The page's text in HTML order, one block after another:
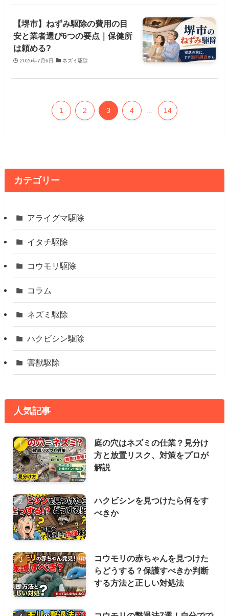
【堺市】ねずみ駆除の費用の目
安と業者選び6つの要点｜保健所
は頼める?
2026年7月6日 ネズミ駆除
1 2 3 4 ... 14
カテゴリー
アライグマ駆除
イタチ駆除
コウモリ駆除
コラム
ネズミ駆除
ハクビシン駆除
害獣駆除
人気記事
庭の穴はネズミの仕業？見分け
方と放置リスク、対策をプロが
解説
ハクビシンを見つけたら何をす
べきか
コウモリの赤ちゃんを見つけた
らどうする？保護すべきか判断
する方法と正しい対処法